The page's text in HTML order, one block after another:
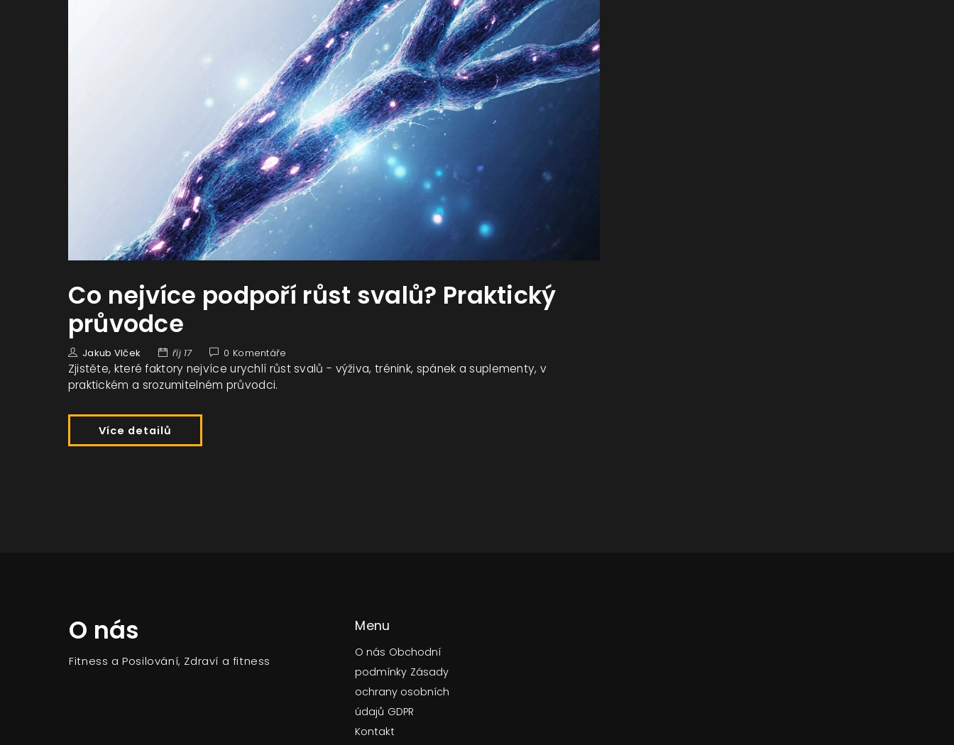
Co nejvíce podpoří růst svalů? Praktický
průvodce
Jakub Vlček říj 17 0 Komentáře
Zjistěte, které faktory nejvíce urychlí růst svalů - výživa, trénink, spánek a suplementy, v
praktickém a srozumitelném průvodci.
Více detailů
O nás
Fitness a Posilování, Zdraví a fitness
Menu
O nás Obchodní
podmínky Zásady
ochrany osobních
údajů GDPR
Kontakt